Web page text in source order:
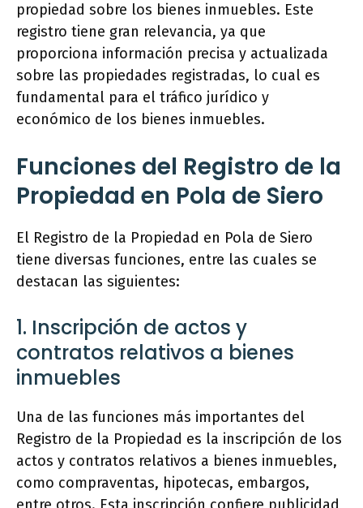
propiedad sobre los bienes inmuebles. Este
registro tiene gran relevancia, ya que
proporciona información precisa y actualizada
sobre las propiedades registradas, lo cual es
fundamental para el tráfico jurídico y
económico de los bienes inmuebles.
Funciones del Registro de la
Propiedad en Pola de Siero
El Registro de la Propiedad en Pola de Siero
tiene diversas funciones, entre las cuales se
destacan las siguientes:
1. Inscripción de actos y
contratos relativos a bienes
inmuebles
Una de las funciones más importantes del
Registro de la Propiedad es la inscripción de los
actos y contratos relativos a bienes inmuebles,
como compraventas, hipotecas, embargos,